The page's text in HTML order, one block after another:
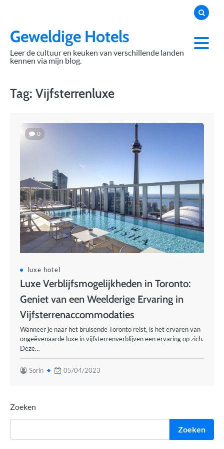
contentGeweldige Hotels
Leer de cultuur en keuken van verschillende landen
kennen via mijn blog.
Tag: Vijfsterrenluxe
0
luxe hotel
Luxe Verblijfsmogelijkheden in Toronto:
Geniet van een Weelderige Ervaring in
Vijfsterrenaccommodaties
Wanneer je naar het bruisende Toronto reist, is het ervaren van
ongeëvenaarde luxe in vijfsterrenverblijven een ervaring op zich.
Deze…
Sorin 05/04/2023
Zoeken
Zoeken